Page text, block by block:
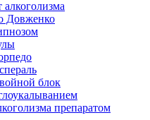
Довженко
блок
препаратом